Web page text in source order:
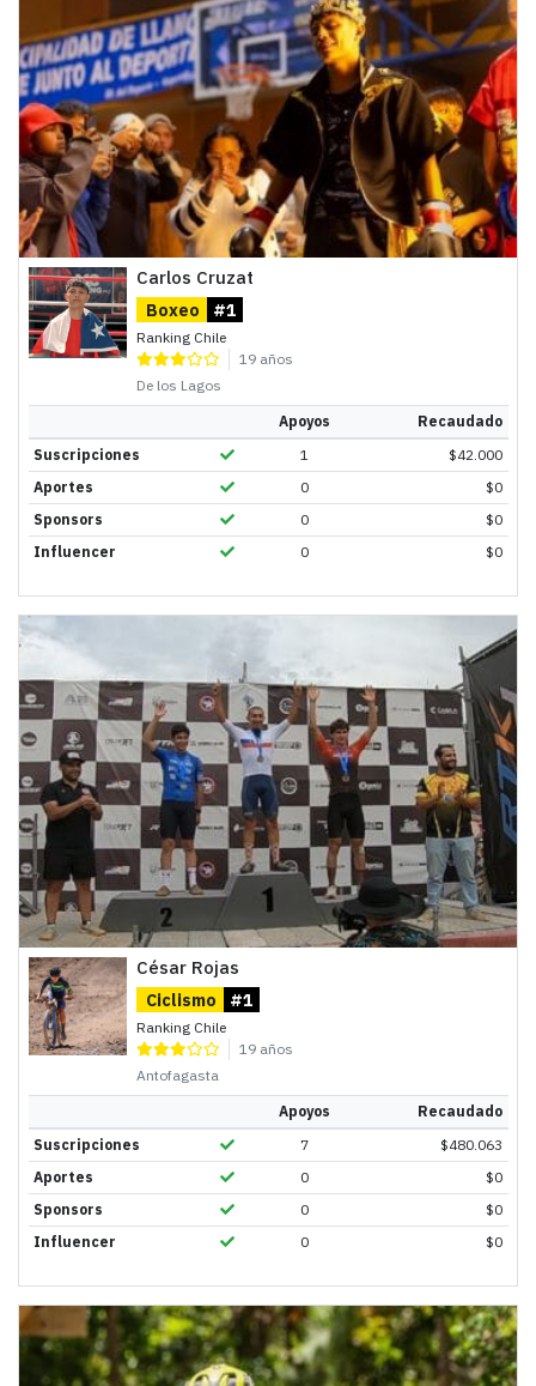
Carlos Cruzat
Boxeo #1
Ranking Chile
19 años
De los Lagos
Apoyos
Recaudado
Suscripciones
1 $42.000
Aportes
0 $0
Sponsors
0 $0
Influencer
0 $0
César Rojas
Ciclismo #1
Ranking Chile
19 años
Antofagasta
Apoyos
Recaudado
Suscripciones
7 $480.063
Aportes
0 $0
Sponsors
0 $0
Influencer
0 $0